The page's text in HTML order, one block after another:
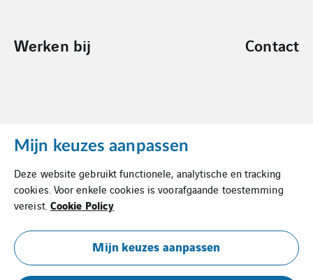
Werken bij Contact
Cookies
Privacy Statement
Algemene Inkoopvoorwaarden
Leveringsvoorwaarden
Documentatie
Mijn keuzes aanpassen
Deze website gebruikt functionele, analytische en tracking
cookies. Voor enkele cookies is voorafgaande toestemming
vereist. Cookie Policy
Mijn keuzes aanpassen